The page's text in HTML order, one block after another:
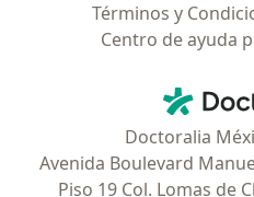
Términos y
Centro de ayuda
Doctoralia
Avenida Boulevard
Piso 19 Col. Lomas de